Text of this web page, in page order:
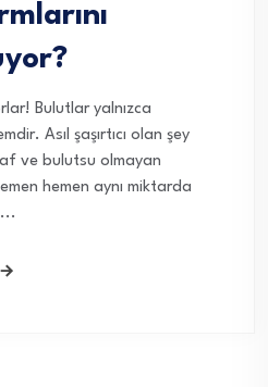
Bulutlar yalnızca
Asıl şaşırtıcı olan şey
ve bulutsu olmayan
hemen aynı miktarda